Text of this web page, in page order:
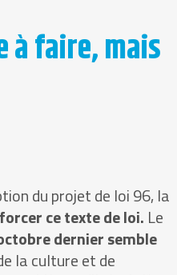
à faire, mais
du projet de loi 96, la
ce texte de loi. Le
dernier semble
la culture et de